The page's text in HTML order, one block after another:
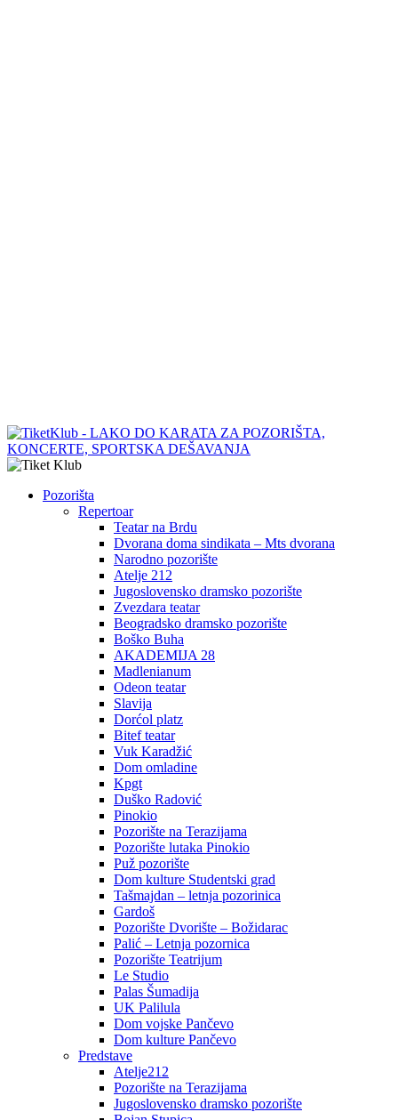
Pozorišta
Repertoar
Teatar na Brdu
Dvorana doma sindikata – Mts dvorana
Narodno pozorište
Atelje 212
Jugoslovensko dramsko pozorište
Zvezdara teatar
Beogradsko dramsko pozorište
Boško Buha
AKADEMIJA 28
Madlenianum
Odeon teatar
Slavija
Dorćol platz
Bitef teatar
Vuk Karadžić
Dom omladine
Kpgt
Duško Radović
Pinokio
Pozorište na Terazijama
Pozorište lutaka Pinokio
Puž pozorište
Dom kulture Studentski grad
Tašmajdan – letnja pozorinica
Gardoš
Pozorište Dvorište – Božidarac
Palić – Letnja pozornica
Pozorište Teatrijum
Le Studio
Palas Šumadija
UK Palilula
Dom vojske Pančevo
Dom kulture Pančevo
Predstave
Atelje212
Pozorište na Terazijama
Jugoslovensko dramsko pozorište